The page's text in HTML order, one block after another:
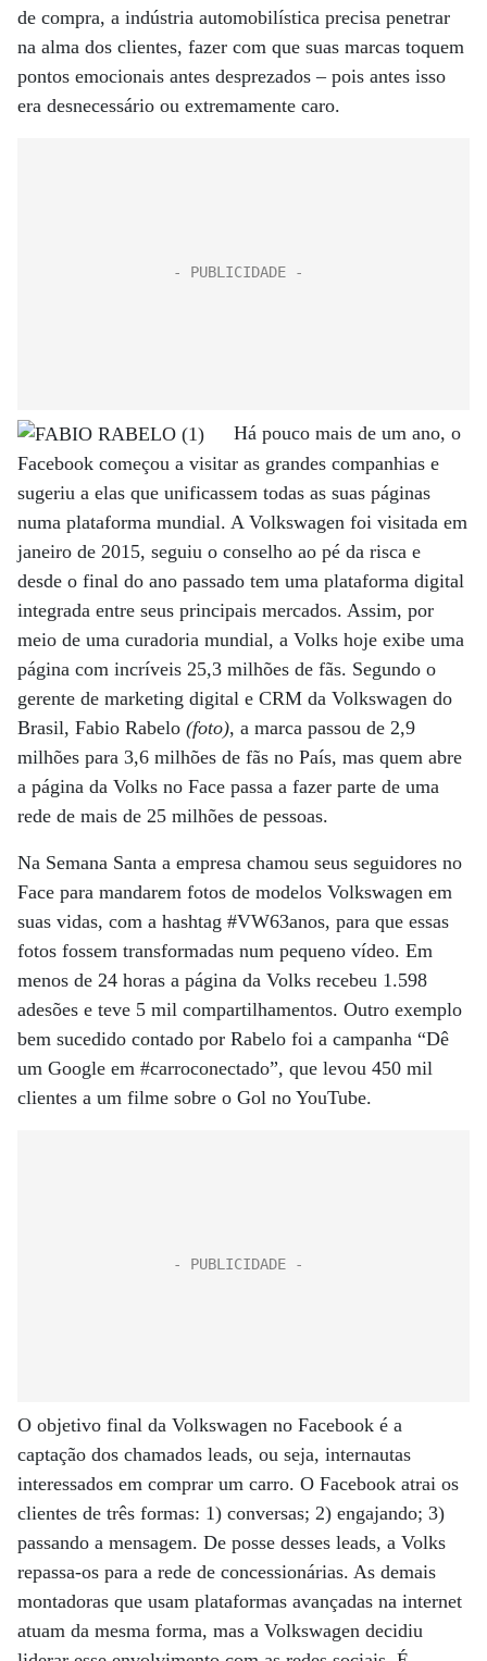
de compra, a indústria automobilística precisa penetrar
na alma dos clientes, fazer com que suas marcas toquem
pontos emocionais antes desprezados – pois antes isso
era desnecessário ou extremamente caro.
Há pouco mais de um ano, o
Facebook começou a visitar as grandes companhias e
sugeriu a elas que unificassem todas as suas páginas
numa plataforma mundial. A Volkswagen foi visitada em
janeiro de 2015, seguiu o conselho ao pé da risca e
desde o final do ano passado tem uma plataforma digital
integrada entre seus principais mercados. Assim, por
meio de uma curadoria mundial, a Volks hoje exibe uma
página com incríveis 25,3 milhões de fãs. Segundo o
gerente de marketing digital e CRM da Volkswagen do
Brasil, Fabio Rabelo (foto), a marca passou de 2,9
milhões para 3,6 milhões de fãs no País, mas quem abre
a página da Volks no Face passa a fazer parte de uma
rede de mais de 25 milhões de pessoas.
Na Semana Santa a empresa chamou seus seguidores no
Face para mandarem fotos de modelos Volkswagen em
suas vidas, com a hashtag #VW63anos, para que essas
fotos fossem transformadas num pequeno vídeo. Em
menos de 24 horas a página da Volks recebeu 1.598
adesões e teve 5 mil compartilhamentos. Outro exemplo
bem sucedido contado por Rabelo foi a campanha “Dê
um Google em #carroconectado”, que levou 450 mil
clientes a um filme sobre o Gol no YouTube.
O objetivo final da Volkswagen no Facebook é a
captação dos chamados leads, ou seja, internautas
interessados em comprar um carro. O Facebook atrai os
clientes de três formas: 1) conversas; 2) engajando; 3)
passando a mensagem. De posse desses leads, a Volks
repassa-os para a rede de concessionárias. As demais
montadoras que usam plataformas avançadas na internet
atuam da mesma forma, mas a Volkswagen decidiu